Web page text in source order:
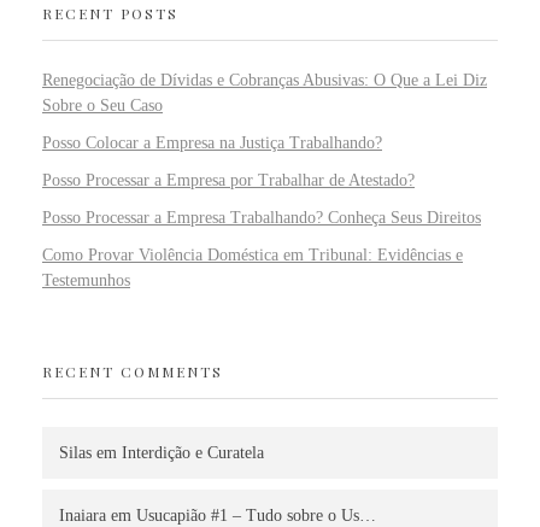
RECENT POSTS
Renegociação de Dívidas e Cobranças Abusivas: O Que a Lei Diz
Sobre o Seu Caso
Posso Colocar a Empresa na Justiça Trabalhando?
Posso Processar a Empresa por Trabalhar de Atestado?
Posso Processar a Empresa Trabalhando? Conheça Seus Direitos
Como Provar Violência Doméstica em Tribunal: Evidências e
Testemunhos
RECENT COMMENTS
Silas em Interdição e Curatela
Inaiara em Usucapião #1 – Tudo sobre o Us…